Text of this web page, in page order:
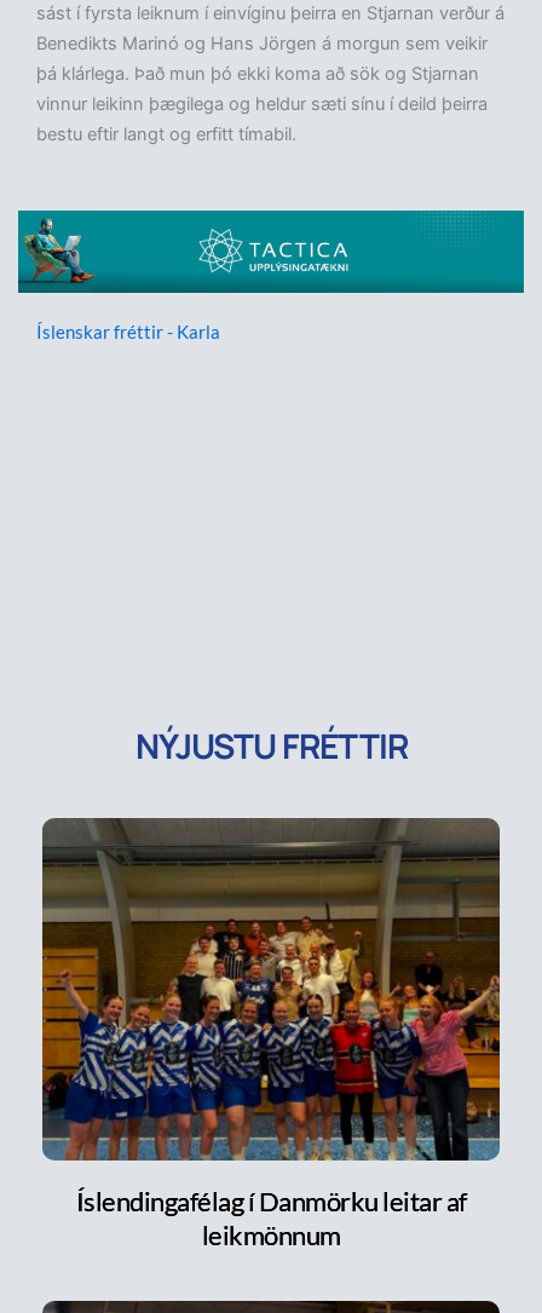
sást í fyrsta leiknum í einvíginu þeirra en Stjarnan verður á
Benedikts Marinó og Hans Jörgen á morgun sem veikir
þá klárlega. Það mun þó ekki koma að sök og Stjarnan
vinnur leikinn þægilega og heldur sæti sínu í deild þeirra
bestu eftir langt og erfitt tímabil.
Íslenskar fréttir - Karla
NÝJUSTU FRÉTTIR
Íslendingafélag í Danmörku leitar af
leikmönnum